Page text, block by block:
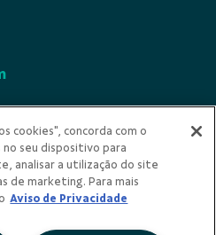
cookies", concorda com o
seu dispositivo para
analisar a utilização do site
de marketing. Para mais
Aviso de Privacidade